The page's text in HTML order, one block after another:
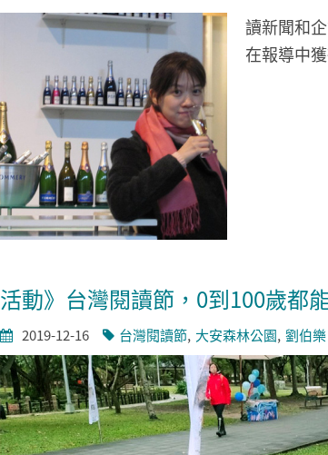
讀新聞和
在報導中
活動》台灣閱讀節，0到100歲都
2019-12-16 台灣閱讀節 大安森林公園 劉伯樂